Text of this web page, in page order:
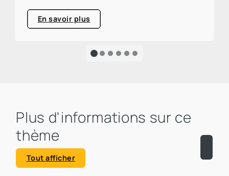
construction et de l'immobilier est
responsable d'environ un tiers des émissions
appelle à l'action et souligne clairement
En savoir plus
Plus d'informations sur ce
thème
Tout afficher